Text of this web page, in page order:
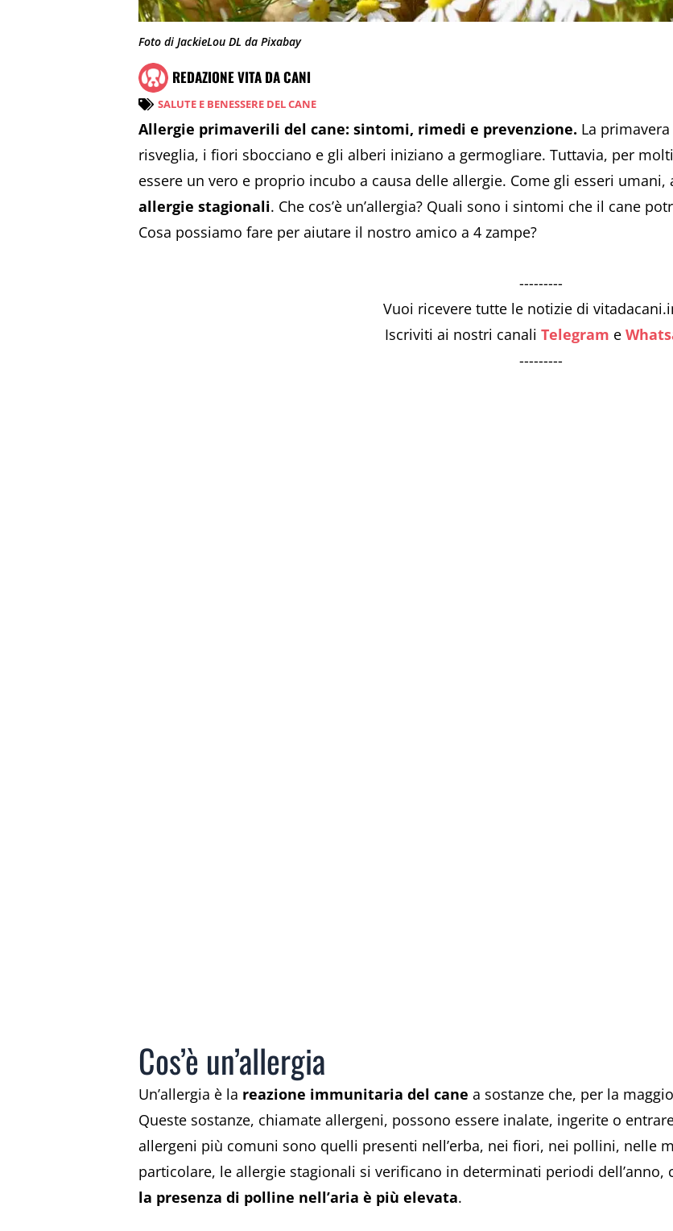
Foto di JackieLou DL da Pixabay
REDAZIONE VITA DA CANI
SALUTE E BENESSERE DEL CANE
Allergie primaverili del cane: sintomi, rimedi e prevenzione. La
risveglia, i fiori sbocciano e gli alberi iniziano a germogliare. Tuttavia, per
essere un vero e proprio incubo a causa delle allergie. Come gli esseri
allergie stagionali. Che cos’è un’allergia? Quali sono i sintomi che il cane
Cosa possiamo fare per aiutare il nostro amico a 4 zampe?
---------
Vuoi ricevere tutte le notizie di
Iscriviti ai nostri canali Telegram e
---------
Cos’è un’allergia
Un’allergia è la reazione immunitaria del cane a sostanze che, per la
Queste sostanze, chiamate allergeni, possono essere inalate, ingerite o
allergeni più comuni sono quelli presenti nell’erba, nei fiori, nei pollini, nelle
particolare, le allergie stagionali si verificano in determinati periodi dell’anno,
la presenza di polline nell’aria è più elevata.